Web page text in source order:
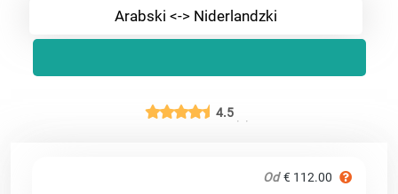
Arabski <-> Niderlandzki
4.5
Od € 112.00